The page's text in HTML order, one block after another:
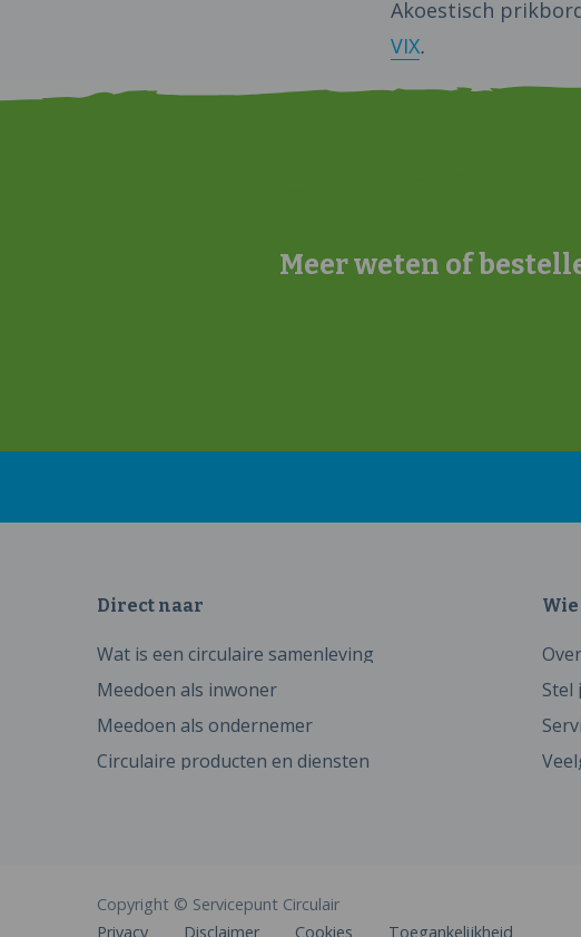
Akoestisch
VIX.
Meer weten of
Direct naar
Wat is een circulaire samenleving
Meedoen als inwoner
Meedoen als ondernemer
Circulaire producten en diensten
Stel
Copyright © Servicepunt Circulair
Privacy
Disclaimer Cookies Toegankelijkheid